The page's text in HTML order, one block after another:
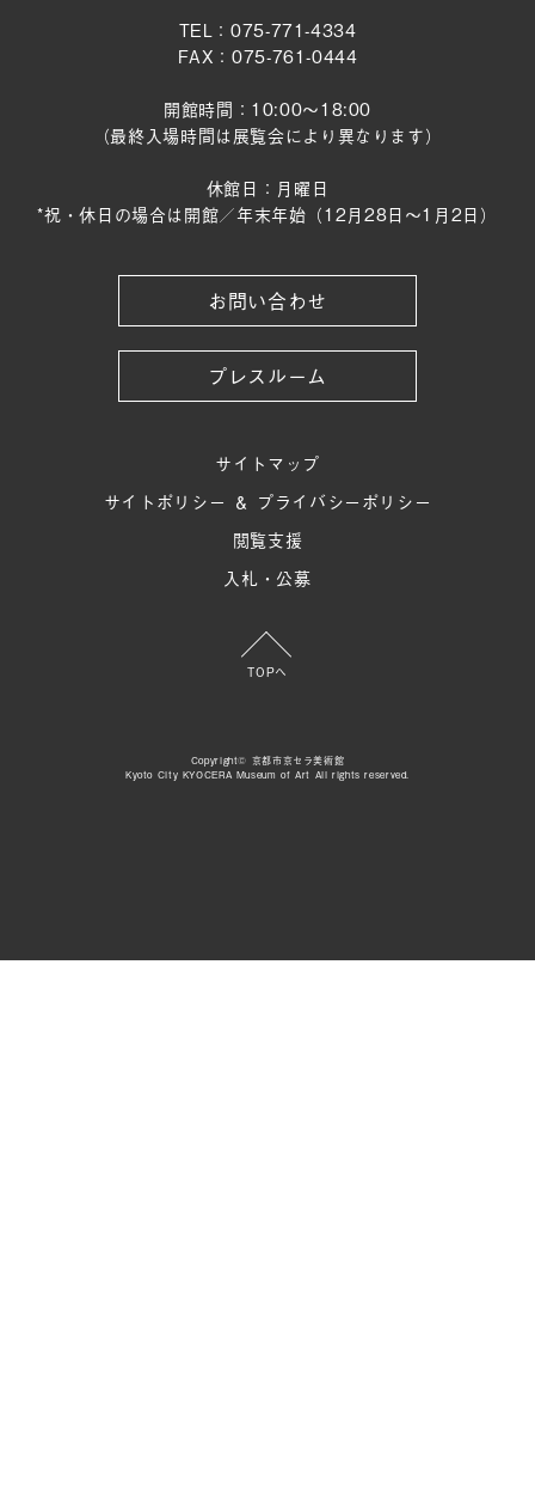
TEL：075-771-4334
FAX：075-761-0444
開館時間：10:00～18:00
（最終入場時間は展覧会により異なります）
休館日：月曜日
*祝・休日の場合は開館／年末年始（12月28日〜1月2日）
お問い合わせ
プレスルーム
サイトマップ
サイトポリシー ＆ プライバシーポリシー
閲覧支援
入札・公募
TOPへ
Copyright© 京都市京セラ美術館
Kyoto City KYOCERA Museum of Art All rights reserved.